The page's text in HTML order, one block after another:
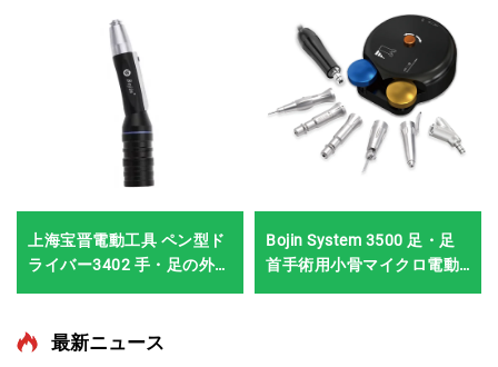
上海宝晋電動工具 ペン型ド
ライバー3402 手・足の外科
Bojin System 3500 足・足
首手術用小骨マイクロ電動
最新ニュース